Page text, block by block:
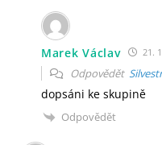
Marek Václav 21.
Odpovědět Silvestr
dopsáni ke skupině
Odpovědět